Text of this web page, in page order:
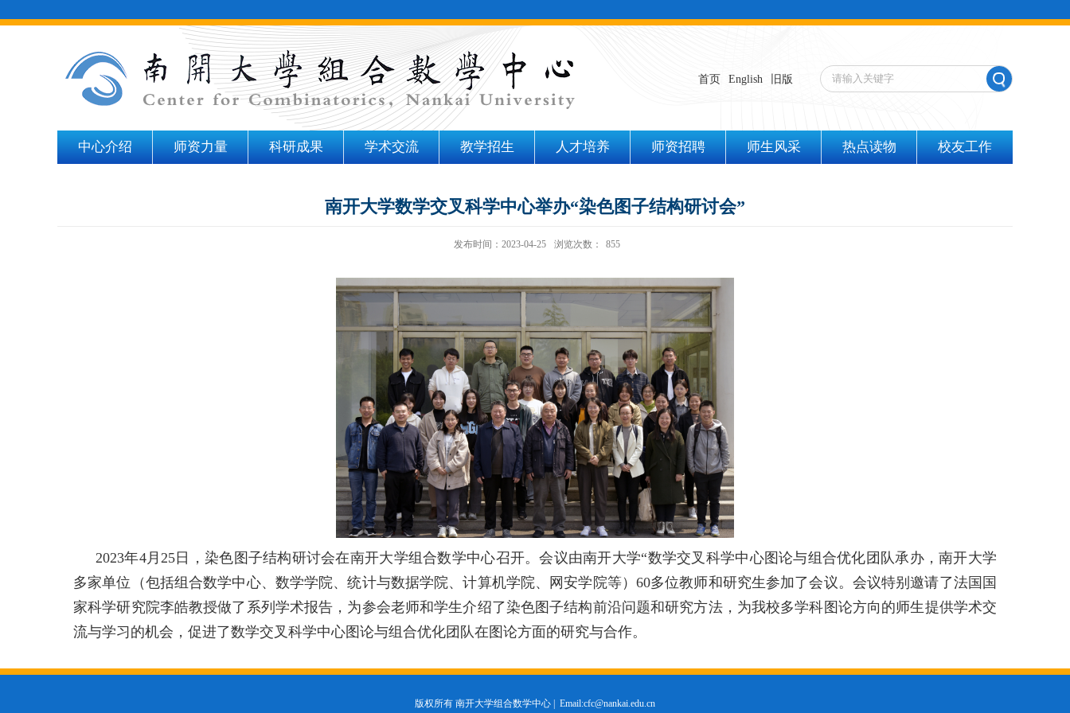
首页 English 旧版
中心介绍 师资力量 科研成果 学术交流 教学招生 人才培养 师资招聘 师生风采 热点读物 校友工作
南开大学数学交叉科学中心举办“染色图子结构研讨会”
发布时间：2023-04-25 浏览次数： 855
2023年4月25日，染色图子结构研讨会在南开大学组合数学中心召开。会议由南开大学“数学交叉科学中心图论与组合优化团队承办，南开大学
多家单位（包括组合数学中心、数学学院、统计与数据学院、计算机学院、网安学院等）60多位教师和研究生参加了会议。会议特别邀请了法国国
家科学研究院李皓教授做了系列学术报告，为参会老师和学生介绍了染色图子结构前沿问题和研究方法，为我校多学科图论方向的师生提供学术交
流与学习的机会，促进了数学交叉科学中心图论与组合优化团队在图论方面的研究与合作。
版权所有 南开大学组合数学中心 | Email:cfc@nankai.edu.cn